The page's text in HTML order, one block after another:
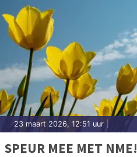
23 maart 2026, 12:51 uur
SPEUR MEE MET NME!